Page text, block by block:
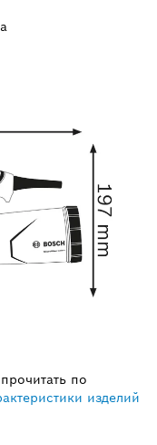
по
изделий